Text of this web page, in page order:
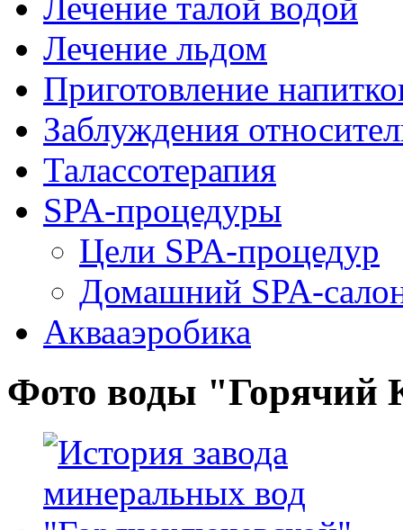
Лечение талой водой
Лечение льдом
Приготовление
Заблуждения
Талассотерапия
SPA-процедуры
Цели SPA-процедур
Домашний SPA-
Аквааэробика
Фото воды "Горячий